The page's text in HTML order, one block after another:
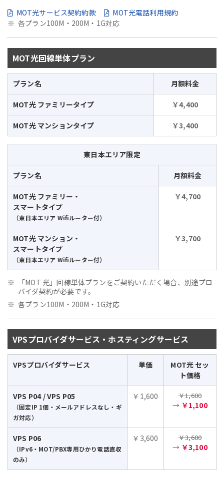
MOT光サービス契約約款
MOT光電話利用規約
各プラン100M・200M・1G対応
MOT光回線単体プラン
プラン名 月額料金
MOT光 ファミリータイプ ￥4,400
MOT光 マンションタイプ ￥3,400
東日本エリア限定
プラン名 月額料金
MOT光 ファミリー・
スマートタイプ
（東日本エリア Wifiルーター付）
￥4,700
MOT光 マンション・
スマートタイプ
（東日本エリア Wifiルーター付）
￥3,700
「MOT 光」回線単体プランをご契約いただく場合、別途プロ
バイダ契約が必要です。
各プラン100M・200M・1G対応
VPSプロバイダサービス・ホスティングサービス
VPSプロバイダサービス 単価
MOT光 セッ
ト価格
VPS P04 / VPS P05
（固定IP 1個・メールアドレスなし・ギ
ガ対応）
￥1,600 ￥1,600
→ ￥1,100
VPS P06
（IPv6・MOT/PBX専用ひかり電話直収
のみ）
￥3,600 ￥3,600
→ ￥3,100